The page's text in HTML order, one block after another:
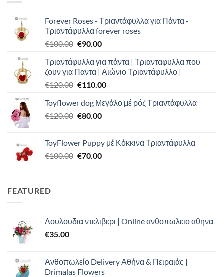
Forever Roses - Τριαντάφυλλα για Πάντα -
Τριαντάφυλλα forever roses
€100.00 Original
was:
€100.00.
€90.00Η
τιμή
είναι:
€90.00.
Τριαντάφυλλα για πάντα | Τριανταφυλλα που
ζουν για Παντα | Αιώνιο Τριαντάφυλλο |
€120.00 Original
was:
€120.00.
€110.00Η
τιμή
Toyflower dog Μεγάλο μέ ρόζ Τριαντάφυλλα
€120.00 Original
€120.00.
€80.00Η
είναι:
€80.00.
ToyFlower Puppy μέ Κόκκινα Τριαντάφυλλα
€100.00 Original
€70.00Η
FEATURED
Λουλουδια ντελιβερι | Online ανθοπωλειο αθηνα
€35.00
Ανθοπωλείο Delivery Αθήνα & Πειραιάς |
Drimalas Flowers